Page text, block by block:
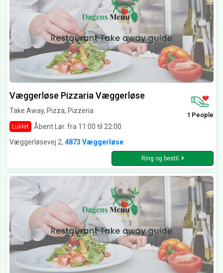
Væggerløse Pizzaria Væggerløse
Take Away, Pizza, Pizzeria
Lukket Åbent Lør. fra 11:00 til 22:00
1 People
Væggerløsevej 2, 4873 Væggerløse
Ring og bestil